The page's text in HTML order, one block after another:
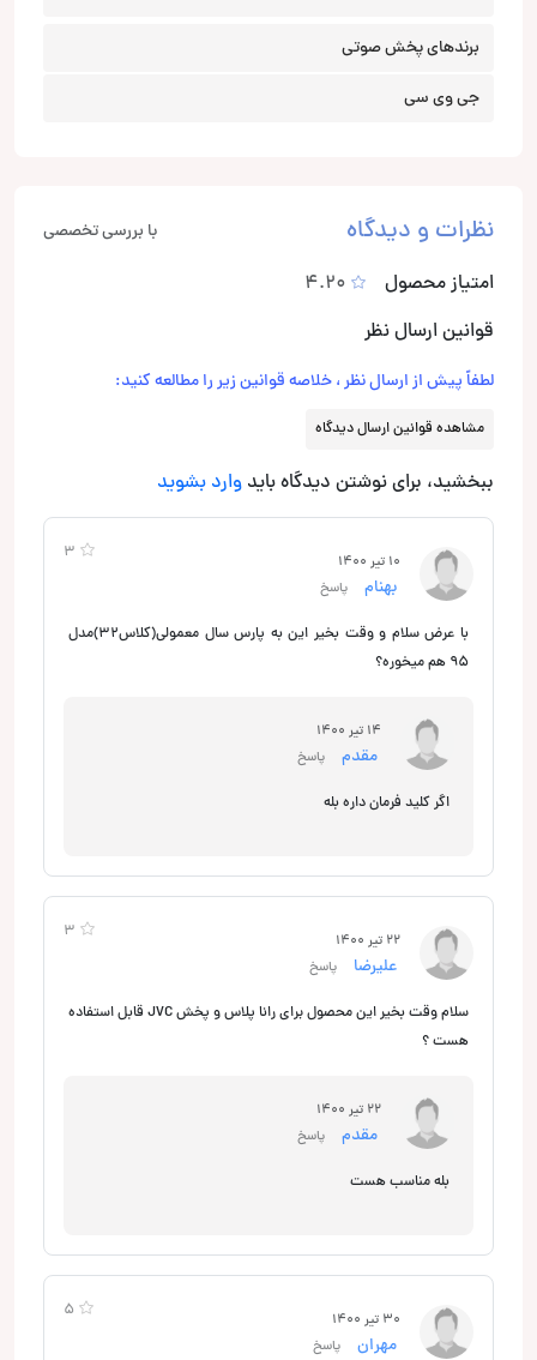
برندهای پخش صوتی
جی وی سی
نظرات و دیدگاه با بررسی تخصصی
امتیاز محصول
4.20
قوانین ارسال نظر
لطفاً پیش از ارسال نظر ، خلاصه قوانین زیر را مطالعه کنید:
مشاهده قوانین ارسال دیدگاه
ببخشید، برای نوشتن دیدگاه باید وارد بشوید
3 10 تیر 1400
بهنام پاسخ
با عرض سلام و وقت بخیر این به پارس سال معمولی(کلاس32)مدل
95 هم میخوره؟
14 تیر 1400
مقدم پاسخ
اگر کلید فرمان داره بله
3 22 تیر 1400
عليرضا پاسخ
سلام وقت بخير اين محصول برای رانا پلاس و پخش JVC قابل استفاده
هست ؟
22 تیر 1400
مقدم پاسخ
بله مناسب هست
5 30 تیر 1400
مهران پاسخ